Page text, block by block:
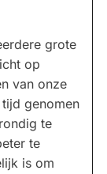
grote
op
van onze
genomen
te
te
is om